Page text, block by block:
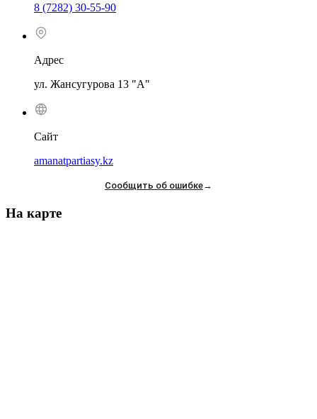
8 (7282) 30-55-90
Адрес
ул. Жансугурова 13 "А"
Сайт
amanatpartiasy.kz
Сообщить об ошибке→
На карте